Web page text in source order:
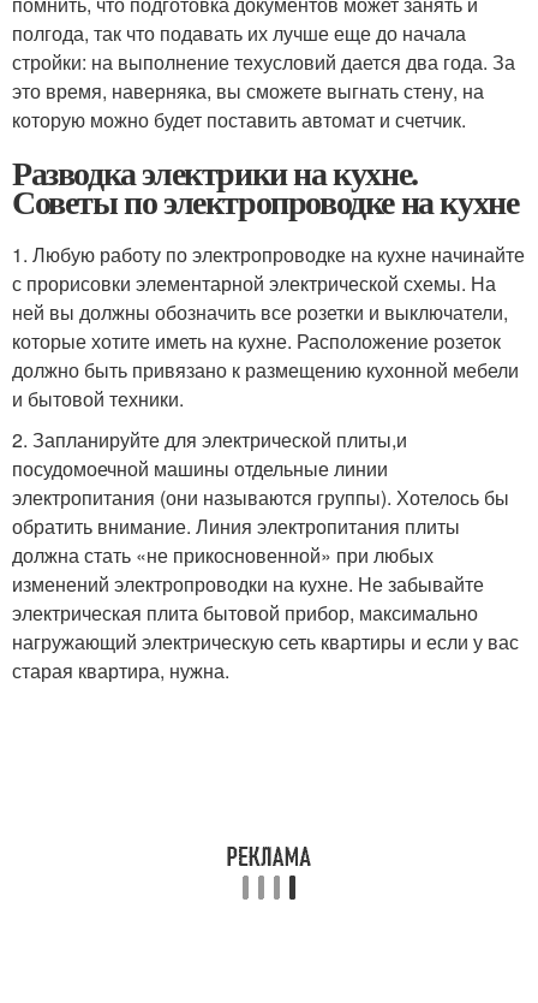
полгода, так что подавать их лучше еще до начала
стройки: на выполнение техусловий дается два года. За
это время, наверняка, вы сможете выгнать стену, на
которую можно будет поставить автомат и счетчик.
Разводка электрики на кухне.
Советы по электропроводке на кухне
1. Любую работу по электропроводке на кухне начинайте
с прорисовки элементарной электрической схемы. На
ней вы должны обозначить все розетки и выключатели,
которые хотите иметь на кухне. Расположение розеток
должно быть привязано к размещению кухонной мебели
и бытовой техники.
2. Запланируйте для электрической плиты,и
посудомоечной машины отдельные линии
электропитания (они называются группы). Хотелось бы
обратить внимание. Линия электропитания плиты
должна стать «не прикосновенной» при любых
изменений электропроводки на кухне. Не забывайте
электрическая плита бытовой прибор, максимально
нагружающий электрическую сеть квартиры и если у вас
старая квартира, нужна.